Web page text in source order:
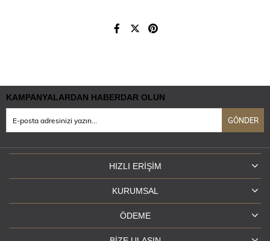
KAMPANYALARDAN HABERDAR OLUN
GÖNDER
HIZLI ERIŞIM
KURUMSAL
ÖDEME